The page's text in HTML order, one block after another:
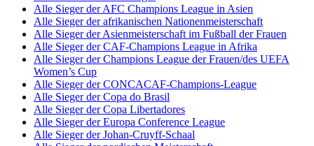
Alle Sieger der AFC Champions League in Asien
Alle Sieger der afrikanischen Nationenmeisterschaft
Alle Sieger der Asienmeisterschaft im Fußball der Frauen
Alle Sieger der CAF-Champions League in Afrika
Alle Sieger der Champions League der Frauen/des UEFA
Women’s Cup
Alle Sieger der CONCACAF-Champions-League
Alle Sieger der Copa do Brasil
Alle Sieger der Copa Libertadores
Alle Sieger der Europa Conference League
Alle Sieger der Johan-Cruyff-Schaal